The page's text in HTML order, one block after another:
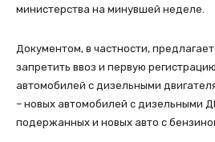
министерства на минувшей неделе.
Документом, в частности,
запретить ввоз и первую
автомобилей с дизельными
– новых автомобилей с дизельными
подержанных и новых авто с